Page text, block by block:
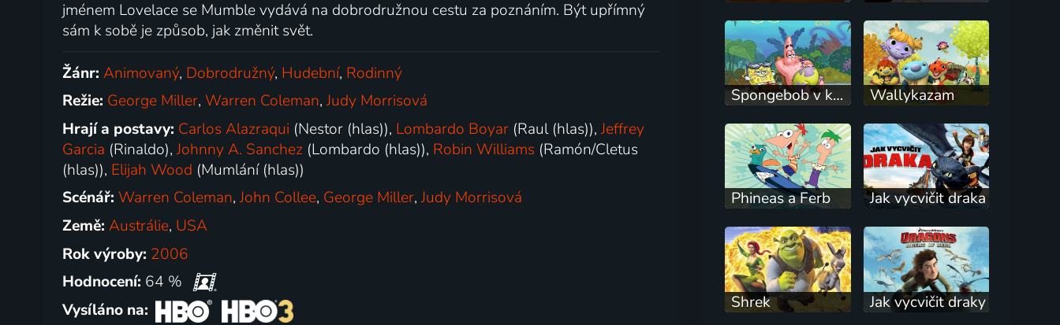
jménem Lovelace se Mumble vydává na dobrodružnou cestu za poznáním. Být upřímný
sám k sobě je způsob, jak změnit svět.
Žánr:Animovaný, Dobrodružný, Hudební, Rodinný
Režie: George Miller,Warren Coleman,Judy Morrisová
Hrají a postavy: Carlos Alazraqui (Nestor (hlas)), Lombardo Boyar (Raul (hlas)),Jeffrey
Garcia (Rinaldo),Johnny A. Sanchez (Lombardo (hlas)), Robin Williams (Ramón/Cletus
(hlas)), Elijah Wood (Mumlání (hlas))
Scénář:Warren Coleman,John Collee, George Miller,Judy Morrisová
Země:Austrálie, USA
Rok výroby: 2006
Hodnocení: 64 %
Vysíláno na:
Spongebob v kalhotách Wallykazam
Phineas a Ferb Jak vycvičit draka
Shrek Jak vycvičit draky